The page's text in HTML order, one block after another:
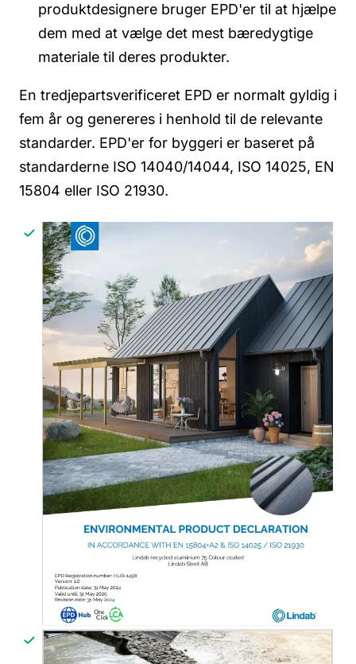
produktdesignere bruger EPD'er til at hjælpe
dem med at vælge det mest bæredygtige
materiale til deres produkter.
En tredjepartsverificeret EPD er normalt gyldig i
fem år og genereres i henhold til de relevante
standarder. EPD'er for byggeri er baseret på
standarderne ISO 14040/14044, ISO 14025, EN
15804 eller ISO 21930.